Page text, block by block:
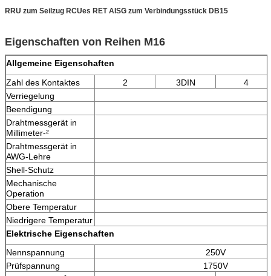
RRU zum Seilzug RCUes RET AISG zum Verbindungsstück DB15
Eigenschaften von Reihen M16
Allgemeine Eigenschaften
Zahl des Kontaktes
2 3DIN
4
Verriegelung
Beendigung
Drahtmessgerät in
Millimeter-²
Drahtmessgerät in
AWG-Lehre
Shell-Schutz
Mechanische
Operation
Obere Temperatur
Niedrigere Temperatur
Elektrische Eigenschaften
Nennspannung
250V
Prüfspannung
1750V